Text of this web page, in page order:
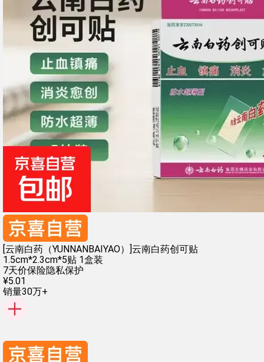
[云南白药（YUNNANBAIYAO）]云南白药创可贴
1.5cm*2.3cm*5贴 1盒装
7天价保险隐私保护
¥5.01
销量30万+